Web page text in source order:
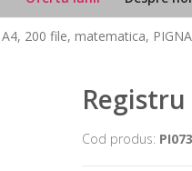
200 file, matematica,
Cod produs: